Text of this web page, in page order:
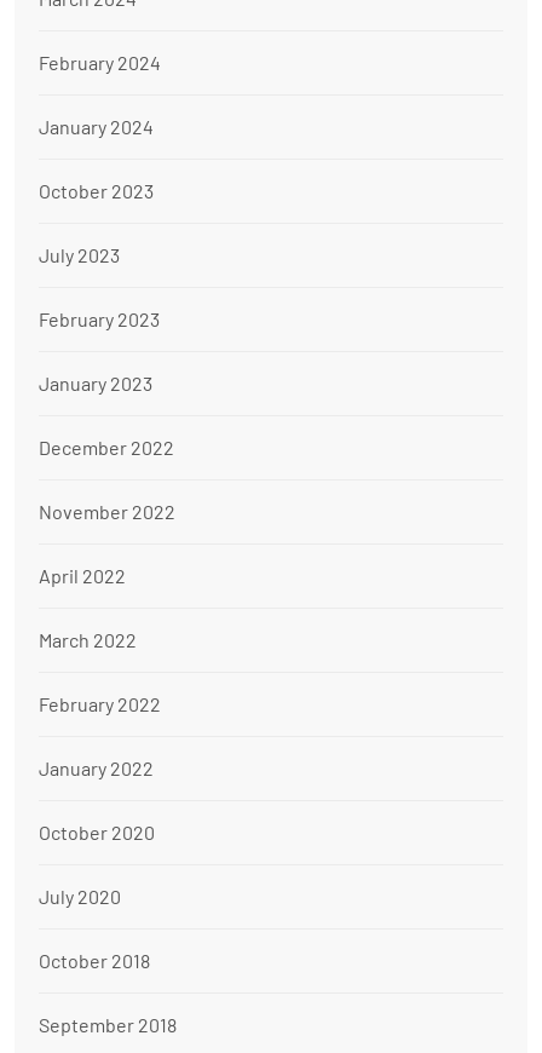
February 2024
January 2024
October 2023
July 2023
February 2023
January 2023
December 2022
November 2022
April 2022
March 2022
February 2022
January 2022
October 2020
July 2020
October 2018
September 2018